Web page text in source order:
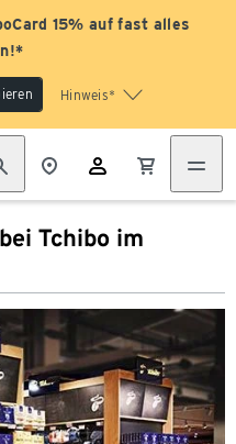
15% auf fast alles
Hinweis*
Tchibo im